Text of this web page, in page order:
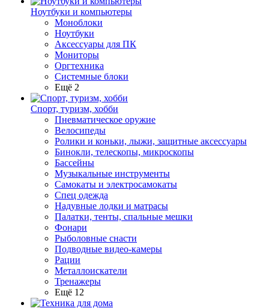
Ноутбуки и компьютеры
Моноблоки
Ноутбуки
Аксессуары для ПК
Мониторы
Оргтехника
Системные блоки
Ещё 2
Спорт, туризм, хобби
Пневматическое оружие
Велосипеды
Ролики и коньки, лыжи, защитные аксессуары
Бинокли, телескопы, микроскопы
Бассейны
Музыкальные инструменты
Самокаты и электросамокаты
Спец одежда
Надувные лодки и матрасы
Палатки, тенты, спальные мешки
Фонари
Рыболовные снасти
Подводные видео-камеры
Рации
Металлоискатели
Тренажеры
Ещё 12